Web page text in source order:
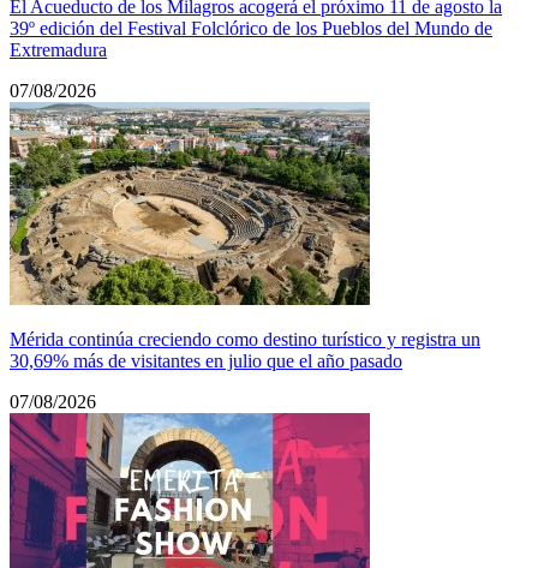
El Acueducto de los Milagros acogerá el próximo 11 de agosto la
39º edición del Festival Folclórico de los Pueblos del Mundo de
Extremadura
07/08/2026
Mérida continúa creciendo como destino turístico y registra un
30,69% más de visitantes en julio que el año pasado
07/08/2026